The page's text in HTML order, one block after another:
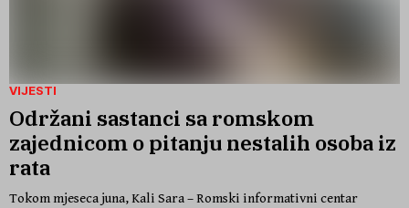
VIJESTI
Održani sastanci sa romskom
zajednicom o pitanju nestalih osoba iz
rata
Tokom mjeseca juna, Kali Sara – Romski informativni centar